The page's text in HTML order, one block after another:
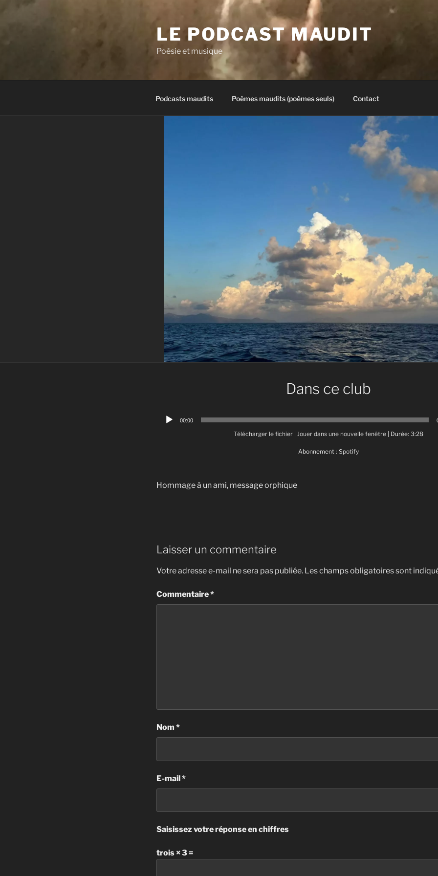
LE PODCAST MAUDIT
Poésie et musique
Podcasts maudits Poèmes maudits (poèmes seuls) Contact
Dans ce club
Lecteur
00:00
Télécharger le fichier Jouer dans une nouvelle fenêtre Durée: 3:28
Abonnement : Spotify
Hommage à un ami, message orphique
Laisser un commentaire
Votre adresse e-mail ne sera pas publiée. Les champs obligatoires sont
Commentaire*
Nom *
E-mail*
Saisissez votre réponse en chiffres
trois × 3 =